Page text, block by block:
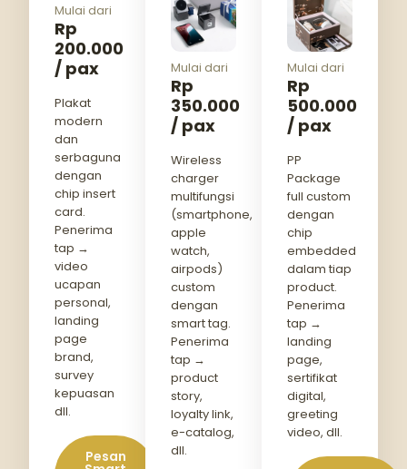
Mulai dari
Rp
200.000
/ pax
Plakat
modern
dan
serbaguna
dengan
chip insert
card.
Penerima
tap →
video
ucapan
personal,
landing
page
brand,
survey
kepuasan
dll.
Pesan
Mulai dari
Rp
350.000
/ pax
Wireless
charger
multifungsi
(smartphone,
apple
watch,
airpods)
custom
dengan
smart tag.
Penerima
tap →
product
story,
loyalty link,
e-catalog,
dll.
Mulai dari
Rp
500.000
/ pax
PP
Package
full custom
dengan
chip
embedded
dalam tiap
product.
Penerima
tap →
landing
page,
sertifikat
digital,
greeting
video, dll.